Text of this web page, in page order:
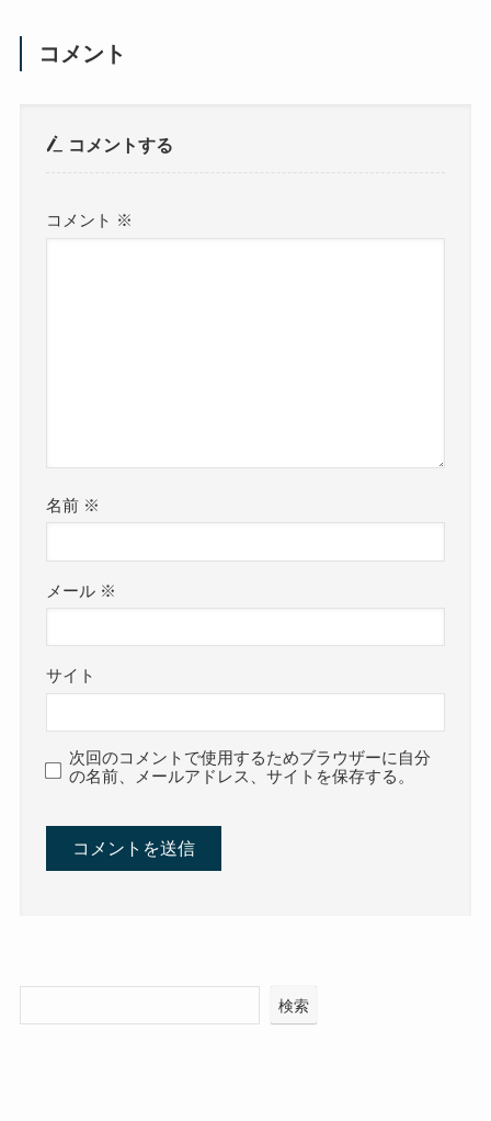
コメント
コメントする
コメント ※
名前 ※
メール ※
サイト
次回のコメントで使用するためブラウザーに自分
の名前、メールアドレス、サイトを保存する。
検索